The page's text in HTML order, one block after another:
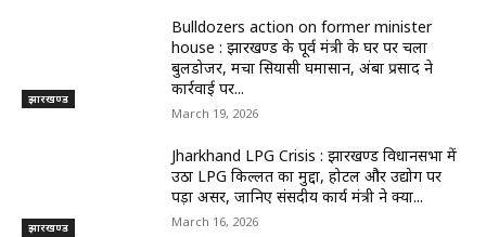
झारखण्ड
Bulldozers action on former minister
house : झारखण्ड के पूर्व मंत्री के घर पर चला
बुलडोजर, मचा सियासी घमासान, अंबा प्रसाद ने
कार्रवाई पर...
March 19, 2026
झारखण्ड
Jharkhand LPG Crisis : झारखण्ड विधानसभा में
उठा LPG किल्लत का मुद्दा, होटल और उद्योग पर
पड़ा असर, जानिए संसदीय कार्य मंत्री ने क्या...
March 16, 2026